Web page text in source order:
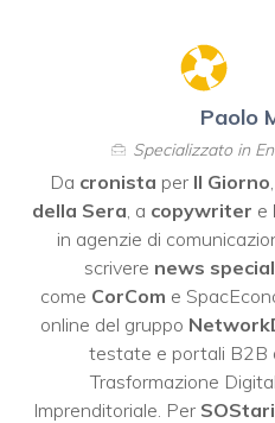
Paolo
Specializzato in
Da cronista per Il Giorno
della Sera , a copywriter e
in agenzie di
scrivere news
come CorCom e
online del gruppo
testate e portali B2B
Trasformazione
Imprenditoriale. Per